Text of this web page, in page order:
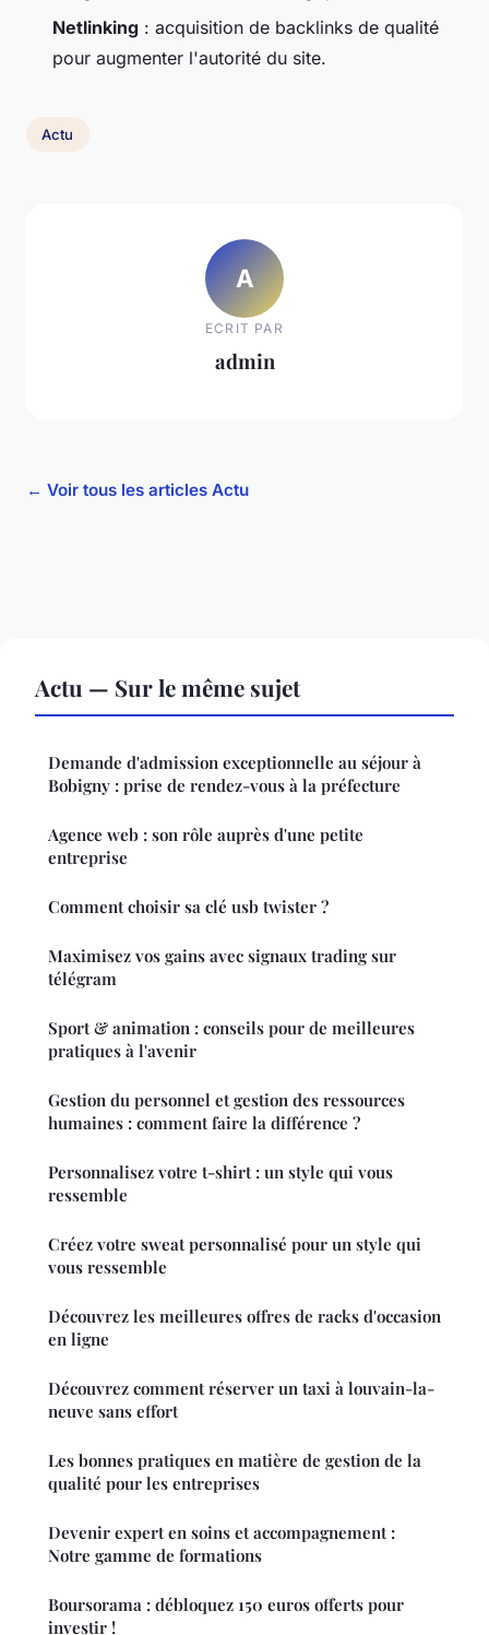
Netlinking : acquisition de backlinks de qualité
pour augmenter l'autorité du site.
Actu
A
ECRIT PAR
admin
← Voir tous les articles Actu
Actu — Sur le même sujet
Demande d'admission exceptionnelle au séjour à
Bobigny : prise de rendez-vous à la préfecture
Agence web : son rôle auprès d'une petite
entreprise
Comment choisir sa clé usb twister ?
Maximisez vos gains avec signaux trading sur
télégram
Sport & animation : conseils pour de meilleures
pratiques à l'avenir
Gestion du personnel et gestion des ressources
humaines : comment faire la différence ?
Personnalisez votre t-shirt : un style qui vous
ressemble
Créez votre sweat personnalisé pour un style qui
vous ressemble
Découvrez les meilleures offres de racks d'occasion
en ligne
Découvrez comment réserver un taxi à louvain-la-
neuve sans effort
Les bonnes pratiques en matière de gestion de la
qualité pour les entreprises
Devenir expert en soins et accompagnement :
Notre gamme de formations
Boursorama : débloquez 150 euros offerts pour
investir !